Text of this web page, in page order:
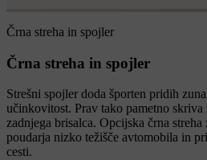
Črna streha in spojler
Črna streha in spojler
Strešni spojler doda športen pridih
učinkovitost. Prav tako pametno
zadnjega brisalca. Opcijska črna
poudarja nizko težišče avtomobila in
cesti.